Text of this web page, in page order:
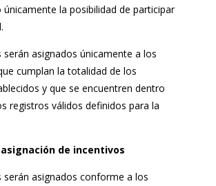
únicamente la posibilidad de participar
serán asignados únicamente a los
cumplan la totalidad de los
y que se encuentren dentro
registros válidos definidos para la
de incentivos
serán asignados conforme a los